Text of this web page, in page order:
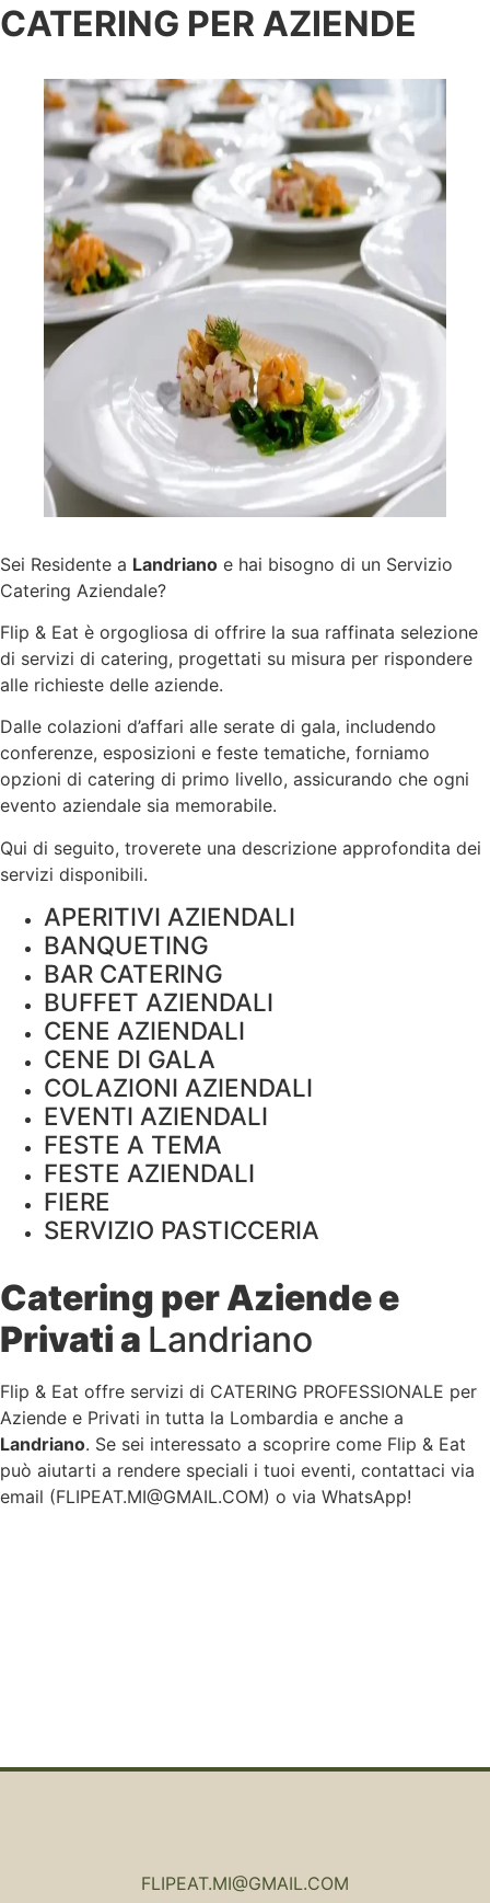
CATERING PER AZIENDE
Sei Residente a Landriano e hai bisogno di un Servizio
Catering Aziendale?
Flip & Eat è orgogliosa di offrire la sua raffinata selezione
di servizi di catering, progettati su misura per rispondere
alle richieste delle aziende.
Dalle colazioni d’affari alle serate di gala, includendo
conferenze, esposizioni e feste tematiche, forniamo
opzioni di catering di primo livello, assicurando che ogni
evento aziendale sia memorabile.
Qui di seguito, troverete una descrizione approfondita dei
servizi disponibili.
APERITIVI AZIENDALI
BANQUETING
BAR CATERING
BUFFET AZIENDALI
CENE AZIENDALI
CENE DI GALA
COLAZIONI AZIENDALI
EVENTI AZIENDALI
FESTE A TEMA
FESTE AZIENDALI
FIERE
SERVIZIO PASTICCERIA
Catering per Aziende e
Privati a Landriano
Flip & Eat offre servizi di CATERING PROFESSIONALE per
Aziende e Privati in tutta la Lombardia e anche a
Landriano. Se sei interessato a scoprire come Flip & Eat
può aiutarti a rendere speciali i tuoi eventi, contattaci via
email (FLIPEAT.MI@GMAIL.COM) o via WhatsApp!
FLIPEAT.MI@GMAIL.COM